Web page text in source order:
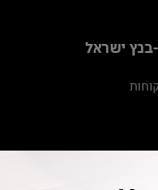
ישראל